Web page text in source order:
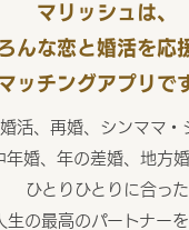
マリッシュは、
んな恋と婚活を応
ッチングアプリで
活、再婚、シンママ・
年婚、年の差婚、地方
ひとりひとりに合った
生の最高のパートナー